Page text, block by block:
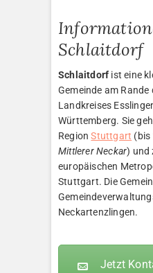
Schlaitdorf
Schlaitdorf ist eine
Gemeinde am Rande
Landkreises
Württemberg. Sie
RegionStuttgart
Mittlerer Neckar) und
europäischen
Stuttgart. Die
Neckartenzlingen.
Jetzt